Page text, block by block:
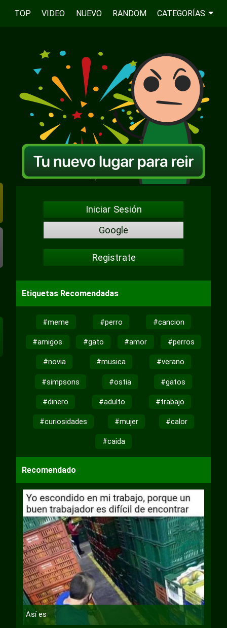
TOP VIDEO NUEVO RANDOM CATEGORÍAS
Iniciar Sesión
Google
Registrate
Etiquetas Recomendadas
#meme #perro #cancion
#amigos #gato #amor #perros
#novia #musica #verano
#simpsons #ostia #gatos
#dinero #adulto #trabajo
#curiosidades #mujer #calor
#caida
Recomendado
Así es